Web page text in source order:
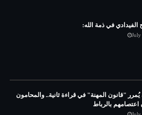
الفيدادي في ذمة الله:
July
يُمرر "قانون المهنة" في قراءة ثانية.. والمحامون
اعتصامهم بالرباط